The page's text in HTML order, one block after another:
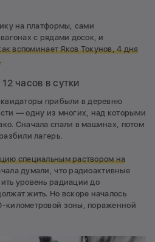
на платформы, сами
с рядами досок, и
вспоминает Яков Токунов, 4 дня
часов в сутки
прибыли в деревню
— одну из многих, над которыми
Сначала спали в машинах, потом
лагерь.
специальным раствором на
думали, что радиоактивные
уровень радиации до
жить. Но вскоре началось
километровой зоны, пораженной